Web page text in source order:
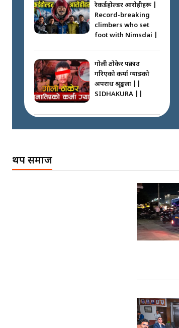
रेकर्डहोल्डर आरोहीहरू |
Record-breaking
climbers who set
foot with Nimsdai |
गोली ठोकेर पक्राउ
गरिएको कर्मा ग्याङको
अपराध श्रृङ्खला ||
SIDHAKURA ||
नभाँडिएको सद्भाव :
SIDHAKURA || THE
नेपालीलाई भरिया मात्र
देख्ने दृष्टिकोण बदलेका
SIDHAKURA ||
के हुँदैछ ? आगो निभाउने
HAPPENING IN
MADHESH ? ||
थप समाज